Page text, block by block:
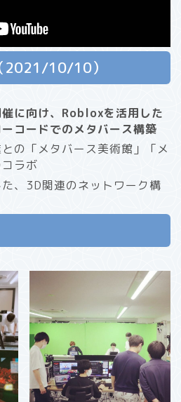
2021/10/10）
に向け、Robloxを活用した
コードでのメタバース構築
の「メタバース美術館」「メ
ラボ
、3D関連のネットワーク構